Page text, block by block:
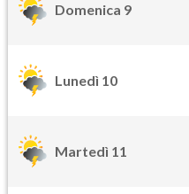
Domenica 9
Lunedì 10
Martedì 11